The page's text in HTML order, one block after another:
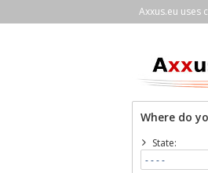
Axxus.eu uses
Where do
State: